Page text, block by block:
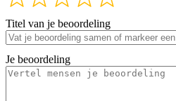
Titel van je beoordeling
Je beoordeling